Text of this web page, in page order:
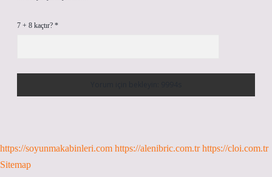
7 + 8 kaçtır? *
https://soyunmakabinleri.com https://alenibric.com.tr https://cloi.com.tr
Sitemap